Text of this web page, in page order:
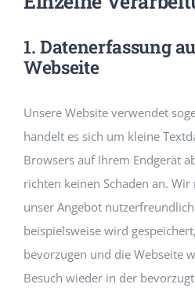
1. Datenerfassung
Webseite
Unsere Website verwendet
handelt es sich um kleine
Browsers auf Ihrem Endgerät
richten keinen Schaden an. Wir
unser Angebot
beispielsweise wird
bevorzugen und die Webseite
Besuch wieder in der